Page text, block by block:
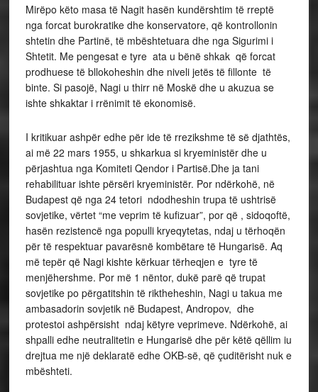
Mirëpo këto masa të Nagit hasën kundërshtim të rreptë
nga forcat burokratike dhe konservatore, që kontrollonin
shtetin dhe Partinë, të mbështetuara dhe nga Sigurimi i
Shtetit. Me pengesat e tyre ata u bënë shkak që forcat
prodhuese të bllokoheshin dhe niveli jetës të fillonte të
binte. Si pasojë, Nagi u thirr në Moskë dhe u akuzua se
ishte shkaktar i rrënimit të ekonomisë.
I kritikuar ashpër edhe për ide të rrezikshme të së djathtës,
ai më 22 mars 1955, u shkarkua si kryeministër dhe u
përjashtua nga Komiteti Qendor i Partisë.Dhe ja tani
rehabilituar ishte përsëri kryeministër. Por ndërkohë, në
Budapest që nga 24 tetori ndodheshin trupa të ushtrisë
sovjetike, vërtet “me veprim të kufizuar”, por që , sidoqoftë,
hasën rezistencë nga populli kryeqytetas, ndaj u tërhoqën
për të respektuar pavarësnë kombëtare të Hungarisë. Aq
më tepër që Nagi kishte kërkuar tërheqjen e tyre të
menjëhershme. Por më 1 nëntor, dukë parë që trupat
sovjetike po përgatitshin të riktheheshin, Nagi u takua me
ambasadorin sovjetik në Budapest, Andropov, dhe
protestoi ashpërsisht ndaj këtyre veprimeve. Ndërkohë, ai
shpalli edhe neutralitetin e Hungarisë dhe për këtë qëllim iu
drejtua me një deklaratë edhe OKB-së, që çuditërisht nuk e
mbështeti.